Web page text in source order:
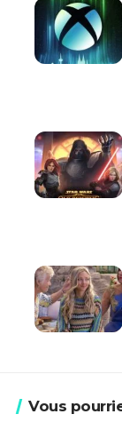
Vous